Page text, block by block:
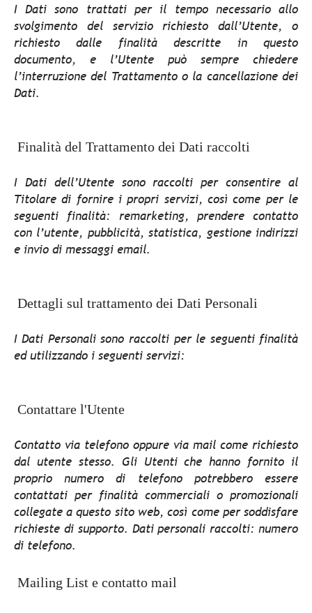
I Dati sono trattati per il tempo necessario allo
svolgimento del servizio richiesto dall’Utente, o
richiesto dalle finalità descritte in questo
documento, e l’Utente può sempre chiedere
l’interruzione del Trattamento o la cancellazione dei
Dati.
Finalità del Trattamento dei Dati raccolti
I Dati dell’Utente sono raccolti per consentire al
Titolare di fornire i propri servizi, così come per le
seguenti finalità: remarketing, prendere contatto
con l’utente, pubblicità, statistica, gestione indirizzi
e invio di messaggi email.
Dettagli sul trattamento dei Dati Personali
I Dati Personali sono raccolti per le seguenti finalità
ed utilizzando i seguenti servizi:
Contattare l'Utente
Contatto via telefono oppure via mail come richiesto
dal utente stesso. Gli Utenti che hanno fornito il
proprio numero di telefono potrebbero essere
contattati per finalità commerciali o promozionali
collegate a questo sito web, così come per soddisfare
richieste di supporto. Dati personali raccolti: numero
di telefono.
Mailing List e contatto mail